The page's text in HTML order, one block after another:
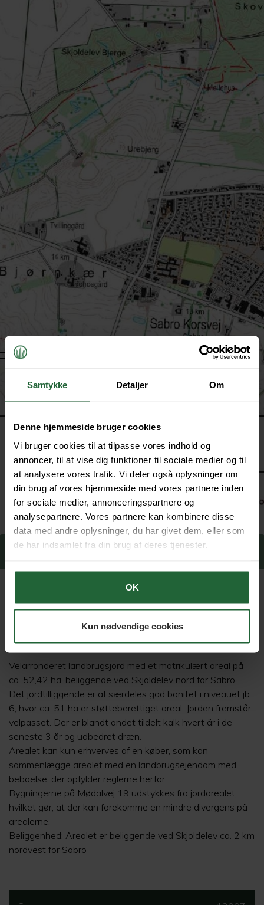
Samtykke Detaljer Om
Denne hjemmeside bruger cookies
Vi bruger cookies til at tilpasse vores indhold og
annoncer, til at vise dig funktioner til sociale medier og til
at analysere vores trafik. Vi deler også oplysninger om
din brug af vores hjemmeside med vores partnere inden
for sociale medier, annonceringspartnere og
analysepartnere. Vores partnere kan kombinere disse
data med andre oplysninger, du har givet dem, eller som
de har indsamlet fra din brug af deres tjenester.
OK
Kun nødvendige cookies
Jordareal på ca. 52,42 ha. ved
Skjoldelev nord for Sabro
Mødalvej 19, 8471 Sabro
Velarronderet landbrugsjord med et matrikulært areal på
ca. 52,42 ha. beliggende ved Skjoldelev nord for Sabro.
Det jordtilliggende er af særdeles god bonitet i niveauet jb.
6, hvor ca. 51 ha er støtteberettiget areal. Jorden fremstår
velpasset. Der er blandt andet tildelt kalk hvert år i de
seneste 3 år og udbedret dræn.
Arealet kan kun erhverves af en køber, som kan
sammenlægge arealet med en landbrugsejendom med
beboelse, der opfylder reglerne herfor.
Bygningerne på Mødalvej 19 udstykkes fra jordarealet,
hvilket gør, at der kan forekomme en mindre divergens på
arealerne.
Beliggenhed: Arealet er beliggende ved Skjoldelev ca. 2 km
nordvest for Sabro